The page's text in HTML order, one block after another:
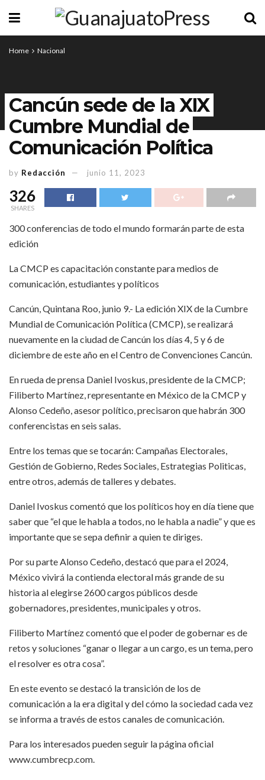
Home Nacional
Cancún sede de la XIX
Cumbre Mundial de
Comunicación Política
by Redacción junio 11, 2023
326
SHARES
300 conferencias de todo el mundo formarán parte de esta
edición
La CMCP es capacitación constante para medios de
comunicación, estudiantes y políticos
Cancún, Quintana Roo, junio 9.- La edición XIX de la Cumbre
Mundial de Comunicación Política (CMCP), se realizará
nuevamente en la ciudad de Cancún los días 4, 5 y 6 de
diciembre de este año en el Centro de Convenciones Cancún.
En rueda de prensa Daniel Ivoskus, presidente de la CMCP;
Filiberto Martínez, representante en México de la CMCP y
Alonso Cedeño, asesor político, precisaron que habrán 300
conferencistas en seis salas.
Entre los temas que se tocarán: Campañas Electorales,
Gestión de Gobierno, Redes Sociales, Estrategias Politicas,
entre otros, además de talleres y debates.
Daniel Ivoskus comentó que los políticos hoy en día tiene que
saber que “el que le habla a todos, no le habla a nadie” y que es
importante que se sepa definir a quien te diriges.
Por su parte Alonso Cedeño, destacó que para el 2024,
México vivirá la contienda electoral más grande de su
historia al elegirse 2600 cargos públicos desde
gobernadores, presidentes, municipales y otros.
Filiberto Martínez comentó que el poder de gobernar es de
retos y soluciones “ganar o llegar a un cargo, es un tema, pero
el resolver es otra cosa”.
En este evento se destacó la transición de los de
comunicación a la era digital y del cómo la sociedad cada vez
se informa a través de estos canales de comunicación.
Para los interesados pueden seguir la página oficial
www.cumbrecp.com.